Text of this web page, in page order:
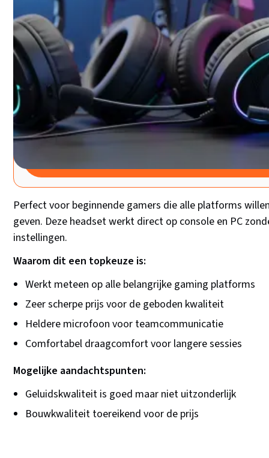
Drivv. PRO Gaming Headset – De
Bol.com Goede keuze
Drivv. PRO Gaming Headset met
Geschikt voor PS4, PS5, Xbox One, Xbox
Koptelefoon
Prijs: €27,99
Rating: 4.2/5
Perfect voor beginnende gamers die alle platforms
geven. Deze headset werkt direct op console en PC
instellingen.
Waarom dit een topkeuze is:
Werkt meteen op alle belangrijke gaming platforms
Zeer scherpe prijs voor de geboden kwaliteit
Heldere microfoon voor teamcommunicatie
Comfortabel draagcomfort voor langere sessies
Mogelijke aandachtspunten:
Geluidskwaliteit is goed maar niet uitzonderlijk
Bouwkwaliteit toereikend voor de prijs